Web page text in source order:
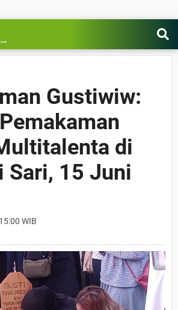
Gustiwiw:
di
Sari, 15 Juni
WIB